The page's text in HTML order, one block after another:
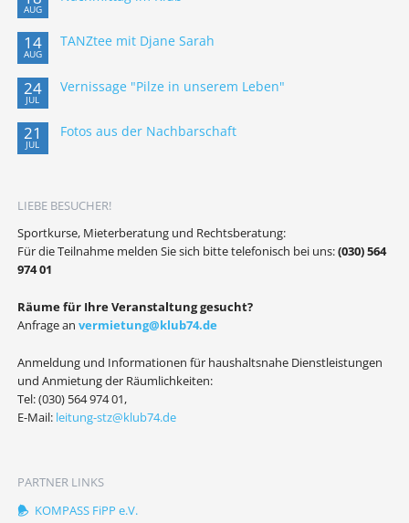
AUG
14
AUG
TANZtee mit Djane Sarah
24
JUL
Vernissage "Pilze in unserem Leben"
21
JUL
Fotos aus der Nachbarschaft
LIEBE BESUCHER!
Sportkurse, Mieterberatung und Rechtsberatung:
Für die Teilnahme melden Sie sich bitte telefonisch bei uns:(030) 564
974 01
Räume für Ihre Veranstaltung gesucht?
Anfrage an vermietung@klub74.de
Anmeldung und Informationen für haushaltsnahe Dienstleistungen
und Anmietung der Räumlichkeiten:
Tel: (030) 564 974 01,
E-Mail: leitung-stz@klub74.de
PARTNER LINKS
KOMPASS FiPP e.V.